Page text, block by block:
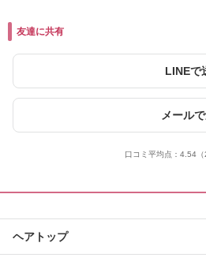
友達に共有
LINEで
メール
口コミ平均点： 4.54（
ヘアトップ